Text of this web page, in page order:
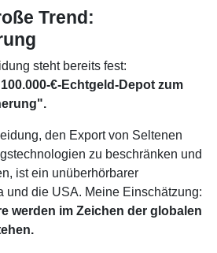
Trend:
steht bereits fest:
€-Echtgeld-Depot zum
den Export von Seltenen
zu beschränken und
ist ein unüberhörbarer
und die USA. Meine Einschätzung:
werden im Zeichen der globalen